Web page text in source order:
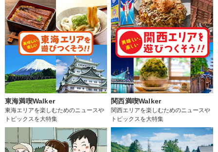
東海満喫Walker
東海エリアを楽しむためのニュースや
トピックスを大特集
関西満喫Walker
関西エリアを楽しむためのニュースや
トピックスを大特集